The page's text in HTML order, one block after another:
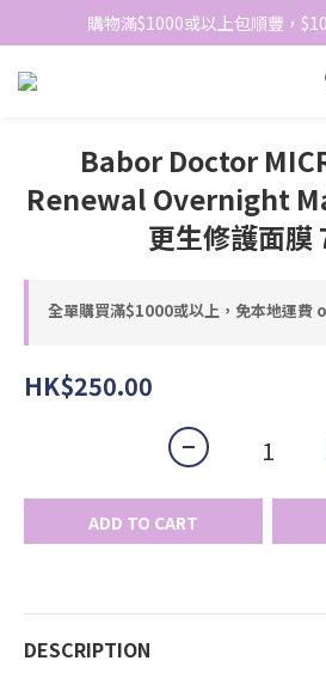
網站免費登記會員，會員優惠價
購物滿$1000或以上包順豐，
網站免費登記會員，會員優惠價
Babor Doctor
Renewal Overnight
更生修護面
全單購買滿$1000或以上，免本地運
HK$250.00
ADD TO CART
DESCRIPTION